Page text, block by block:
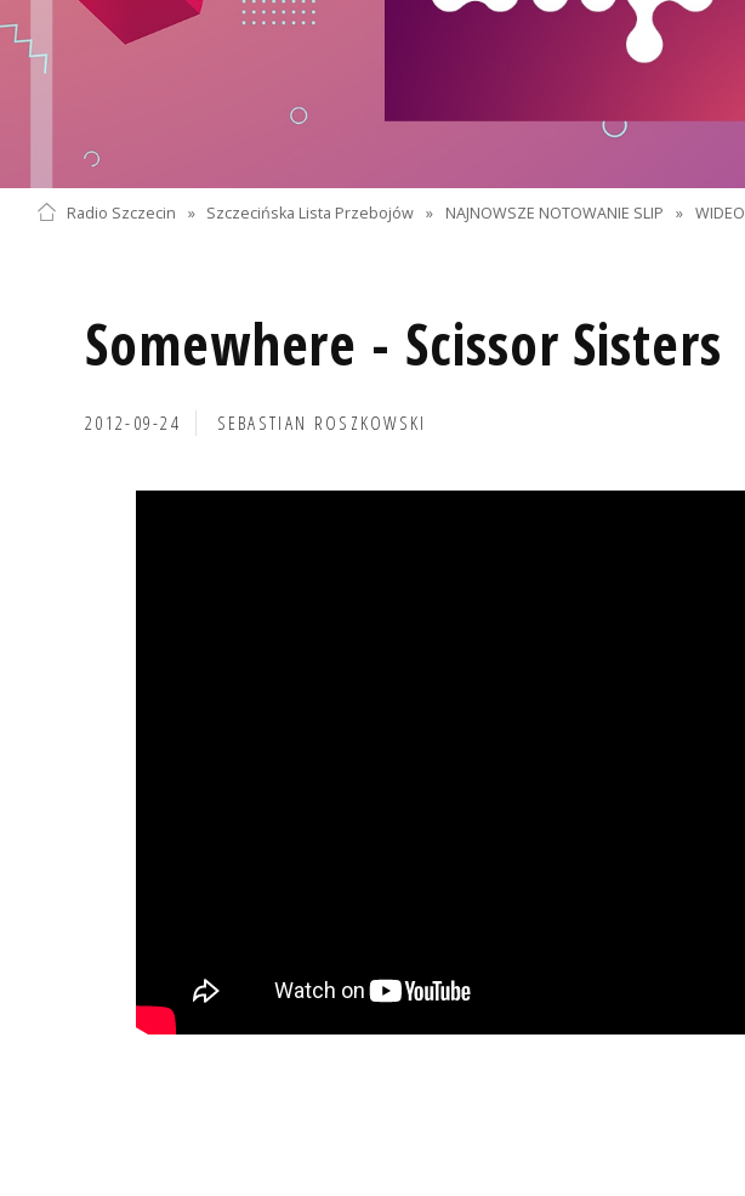
Radio Szczecin » Szczecińska Lista Przebojów » NAJNOWSZE NOTOWANIE SLIP » WIDEO
Somewhere - Scissor Sisters
2012-09-24 SEBASTIAN ROSZKOWSKI